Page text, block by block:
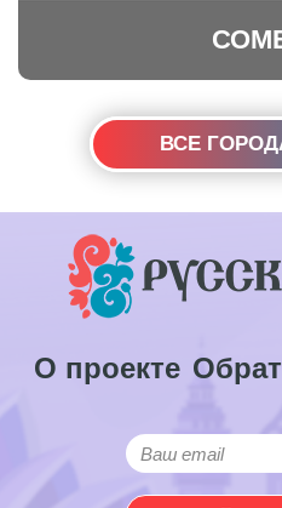
ВСЕ
О проекте